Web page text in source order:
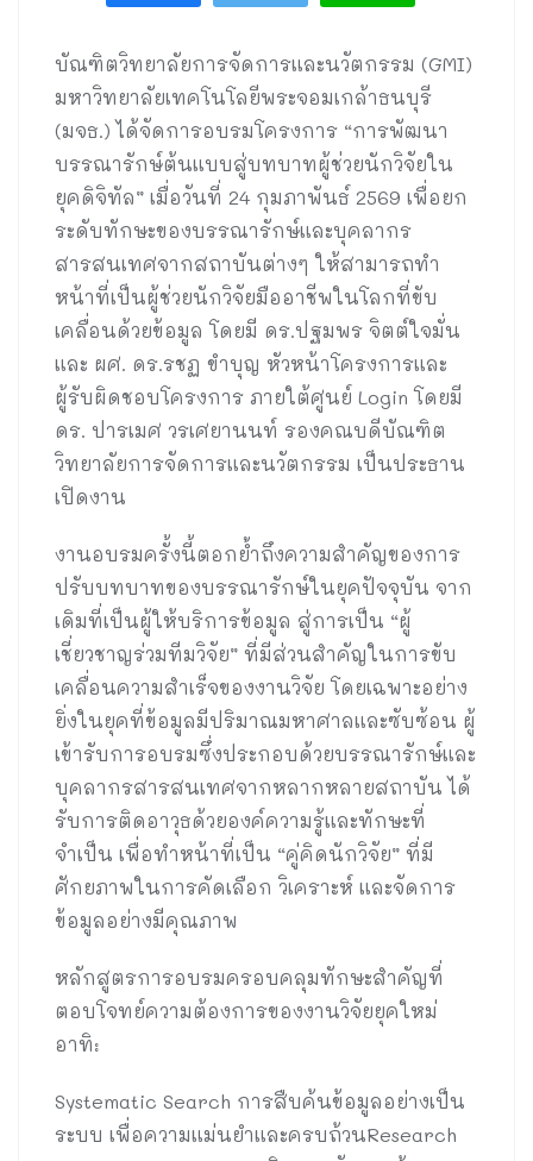
บัณฑิตวิทยาลัยการจัดการและนวัตกรรม (GMI)
มหาวิทยาลัยเทคโนโลยีพระจอมเกล้าธนบุรี
(มจธ.) ได้จัดการอบรมโครงการ “การพัฒนา
บรรณารักษ์ต้นแบบสู่บทบาทผู้ช่วยนักวิจัยใน
ยุคดิจิทัล” เมื่อวันที่ 24 กุมภาพันธ์ 2569 เพื่อยก
ระดับทักษะของบรรณารักษ์และบุคลากร
สารสนเทศจากสถาบันต่างๆ ให้สามารถทำ
หน้าที่เป็นผู้ช่วยนักวิจัยมืออาชีพในโลกที่ขับ
เคลื่อนด้วยข้อมูล โดยมี ดร.ปฐมพร จิตต์ใจมั่น
และ ผศ. ดร.รชฏ ขำบุญ หัวหน้าโครงการและ
ผู้รับผิดชอบโครงการ ภายใต้ศูนย์ Login โดยมี
ดร. ปารเมศ วรเศยานนท์ รองคณบดีบัณฑิต
วิทยาลัยการจัดการและนวัตกรรม เป็นประธาน
เปิดงาน
งานอบรมครั้งนี้ตอกย้ำถึงความสำคัญของการ
ปรับบทบาทของบรรณารักษ์ในยุคปัจจุบัน จาก
เดิมที่เป็นผู้ให้บริการข้อมูล สู่การเป็น “ผู้
เชี่ยวชาญร่วมทีมวิจัย” ที่มีส่วนสำคัญในการขับ
เคลื่อนความสำเร็จของงานวิจัย โดยเฉพาะอย่าง
ยิ่งในยุคที่ข้อมูลมีปริมาณมหาศาลและซับซ้อน ผู้
เข้ารับการอบรมซึ่งประกอบด้วยบรรณารักษ์และ
บุคลากรสารสนเทศจากหลากหลายสถาบัน ได้
รับการติดอาวุธด้วยองค์ความรู้และทักษะที่
จำเป็น เพื่อทำหน้าที่เป็น “คู่คิดนักวิจัย” ที่มี
ศักยภาพในการคัดเลือก วิเคราะห์ และจัดการ
ข้อมูลอย่างมีคุณภาพ
หลักสูตรการอบรมครอบคลุมทักษะสำคัญที่
ตอบโจทย์ความต้องการของงานวิจัยยุคใหม่
อาทิ:
Systematic Search การสืบค้นข้อมูลอย่างเป็น
ระบบ เพื่อความแม่นยำและครบถ้วนResearch